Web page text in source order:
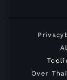
Over